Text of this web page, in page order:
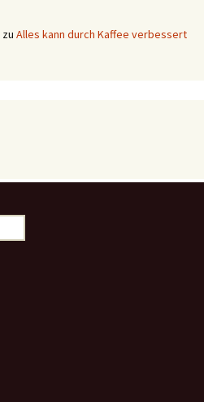
zu Alles kann durch Kaffee verbessert